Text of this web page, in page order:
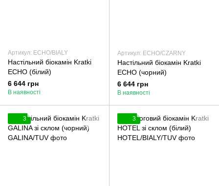
Артикул: ECHO/BIALY
Настільний біокамін Kratki
ECHO (білий)
6 644 грн
В наявності
Артикул: ECHO/CZARNY
Настільний біокамін Kratki
ECHO (чорний)
6 644 грн
В наявності
3 3